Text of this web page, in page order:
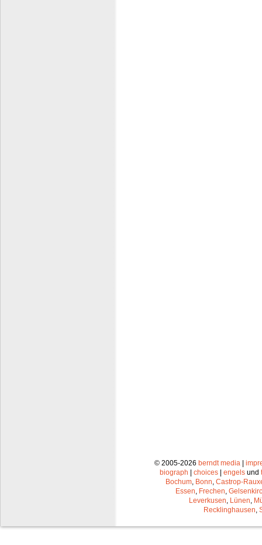
© 2005-2026 berndt media |
biograph | choices | engels und
Bochum Bonn Castrop-
Essen Frechen
Leverkusen Lünen
Recklinghausen